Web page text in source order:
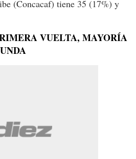
(Concacaf) tiene 35 (17%) y
VUELTA, MAYORÍA